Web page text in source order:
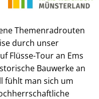
Themenradrouten
durch unser
Flüsse-Tour an Ems
Bauwerke an
fühlt man sich um